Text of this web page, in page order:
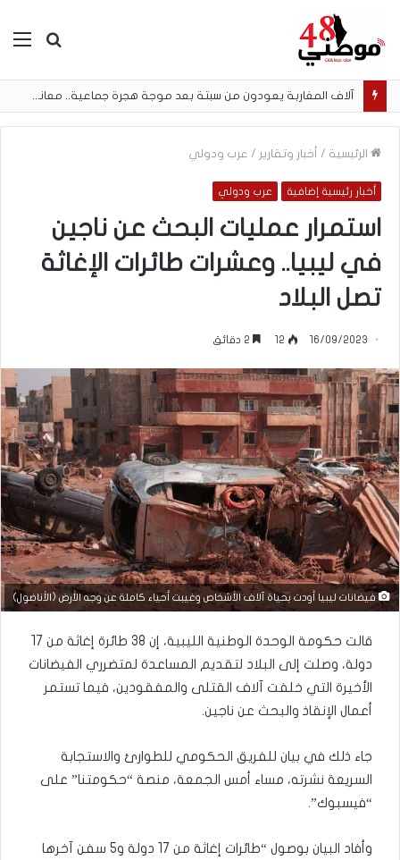
بحث
الرئيسية / أخبار وتقارير / عرب ودولي
أخبار رئيسية إضافية عرب ودولي
استمرار عمليات البحث عن ناجين
في ليبيا.. وعشرات طائرات الإغاثة
تصل البلاد
16/09/2023
12
فيضانات ليبيا أودت بحياة آلاف الأشخاص وغيبت أحياء كاملة عن وجه الأرض (الأناضول)
قالت حكومة الوحدة الوطنية الليبية، إن 38 طائرة إغاثة من 17
دولة، وصلت إلى البلاد لتقديم المساعدة لمتضرري الفيضانات
الأخيرة التي خلفت آلاف القتلى والمفقودين، فيما تستمر
أعمال الإنقاذ والبحث عن ناجين.
جاء ذلك في بيان للفريق الحكومي للطوارئ والاستجابة
السريعة نشرته، مساء أمس الجمعة، منصة “حكومتنا” على
“فيسبوك”.
وأفاد البيان بوصول “طائرات إغاثة من 17 دولة و5 سفن آخرها